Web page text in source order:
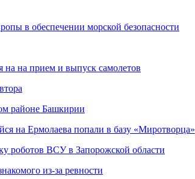
в обеспечении морской безопасности
на на прием и выпуск самолетов
районе Башкирии
на Ермолаева попали в базу «Миротворца»
роботов ВСУ в Запорожской области
из-за ревности